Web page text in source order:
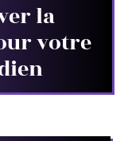
la
votre